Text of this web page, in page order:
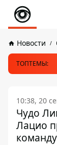
Новости
ТОПТЕМЫ:
10:38, 20
Чудо
Лацио
команду